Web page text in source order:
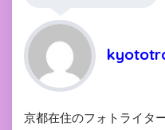
京都在住のフォトライタ